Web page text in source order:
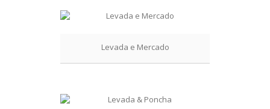
Levada e Mercado